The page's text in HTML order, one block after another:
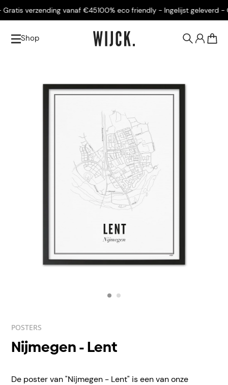
verzending vanaf €45100% eco friendly - Ingelijst geleverd -
Shop
POSTERS
Nijmegen - Lent
De poster van "Nijmegen - Lent" is een van onze